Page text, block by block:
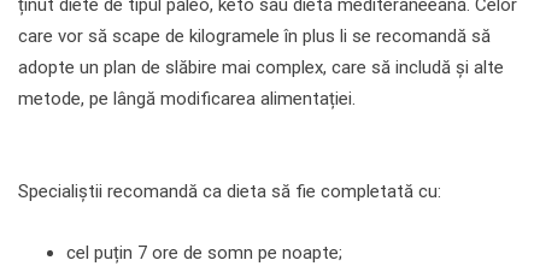
ținut diete de tipul paleo, keto sau dieta mediteraneeană. Celor
care vor să scape de kilogramele în plus li se recomandă să
adopte un plan de slăbire mai complex, care să includă și alte
metode, pe lângă modificarea alimentației.
Specialiștii recomandă ca dieta să fie completată cu:
cel puțin 7 ore de somn pe noapte;